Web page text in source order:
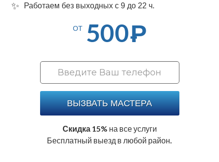
Работаем без выходных с 9 до 22 ч.
ОТ 500Р
ВЫЗВАТЬ МАСТЕРА
Скидка 15% на все услуги
Бесплатный выезд в любой район.